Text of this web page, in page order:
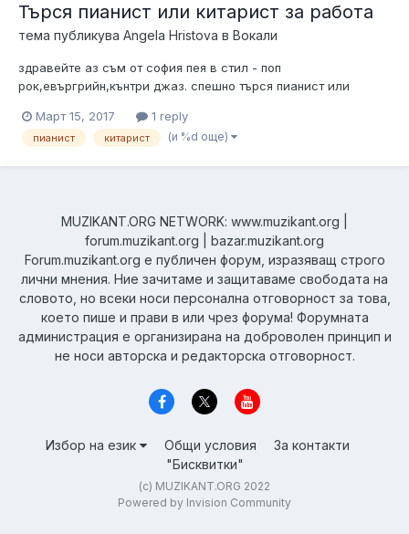
Търся пианист или китарист за работа
тема публикува Angela Hristova в Вокали
здравейте аз съм от софия пея в стил - поп
рок,евъргрийн,кънтри джаз. спешно търся пианист или
софия,за работа в чужбина.казвам се ангела,до скоро
Март 15, 2017 1 reply
пианист китарист (и %d още)
MUZIKANT.ORG NETWORK: www.muzikant.org |
forum.muzikant.org | bazar.muzikant.org
Forum.muzikant.org е публичен форум, изразяващ строго
лични мнения. Ние зачитаме и защитаваме свободата на
словото, но всеки носи персонална отговорност за това,
което пише и прави в или чрез форума! Форумната
администрация е организирана на доброволен принцип и
не носи авторска и редакторска отговорност.
Избор на език Общи условия
За контакти
"Бисквитки"
(c) MUZIKANT.ORG 2022
Powered by Invision Community